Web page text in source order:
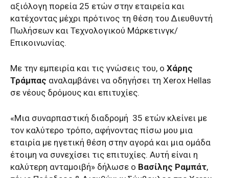
αξιόλογη πορεία 25 ετών στην εταιρεία και
κατέχοντας μέχρι πρότινος τη θέση του Διευθυντή
Πωλήσεων και Τεχνολογικού Μάρκετινγκ/
Επικοινωνίας.
Με την εμπειρία και τις γνώσεις του, ο Χάρης
Τράμπας αναλαμβάνει να οδηγήσει τη Xerox Hellas
σε νέους δρόμους και επιτυχίες.
«Μια συναρπαστική διαδρομή 35 ετών κλείνει με
τον καλύτερο τρόπο, αφήνοντας πίσω μου μια
εταιρία με ηγετική θέση στην αγορά και μια ομάδα
έτοιμη να συνεχίσει τις επιτυχίες. Αυτή είναι η
καλύτερη ανταμοιβή» δήλωσε ο Βασίλης Ραμπάτ,